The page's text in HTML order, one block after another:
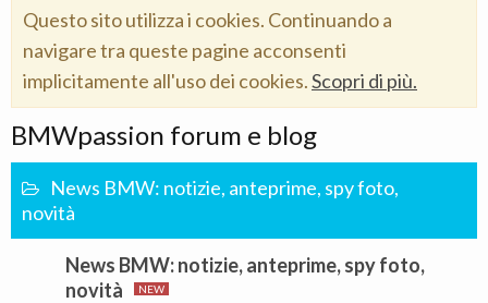
Questo sito utilizza i cookies. Continuando a
navigare tra queste pagine acconsenti
implicitamente all'uso dei cookies.Scopri di più.
BMWpassion forum e blog
News BMW: notizie, anteprime, spy foto,
novità
News BMW: notizie, anteprime, spy foto,
novità